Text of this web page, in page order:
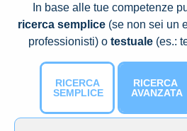
In base alle tue competenze
ricerca semplice (se non sei un
professionisti) o testuale (es.:
RICERCA
SEMPLICE
RICERCA
AVANZATA